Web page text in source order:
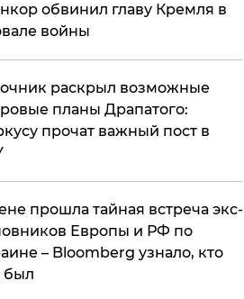
обвинил главу Кремля в
войны
раскрыл возможные
планы Драпатого:
прочат важный пост в
прошла тайная встреча экс-
Европы и РФ по
– Bloomberg узнало, кто
был